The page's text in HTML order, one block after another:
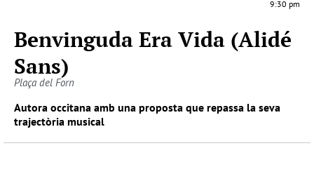
9:30 pm
Benvinguda Era Vida (Alidé
Sans)
Plaça del Forn
Autora occitana amb una proposta que repassa la seva
trajectòria musical